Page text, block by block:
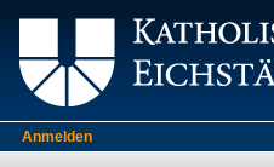
Anmelden